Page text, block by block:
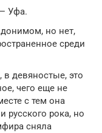
Уфа.
но нет,
среди
в девяностые, это
чего еще не
с тем она
русского рока, но
сняла